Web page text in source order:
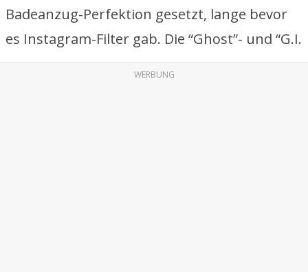
Badeanzug-Perfektion gesetzt, lange bevor
es Instagram-Filter gab. Die “Ghost”- und “G.I.
WERBUNG